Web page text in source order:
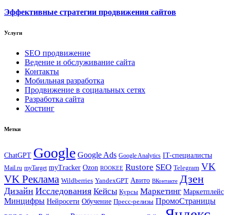
Эффективные стратегии продвижения сайтов
Услуги
SEO продвижение
Ведение и обслуживание сайта
Контакты
Мобильная разработка
Продвижение в социальных сетях
Разработка сайта
Хостинг
Метки
ChatGPT Google Google Ads Google Analytics IT-специалисты
Mail.ru myTarget myTracker Ozon ROOKEE Rustore SEO Telegram VK
VK Реклама Wildberries YandexGPT Авито ВКонтакте Дзен
Дизайн Исследования Кейсы Курсы Маркетинг Маркетплейс
Минцифры Нейросети Обучение Пресс-релизы ПромоСтраницы